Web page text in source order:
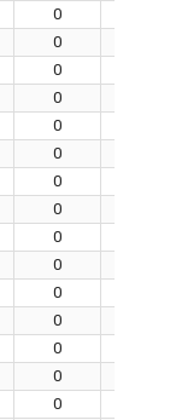
0
0
0
0
0
0
0
0
0
0
0
0
0
0
0